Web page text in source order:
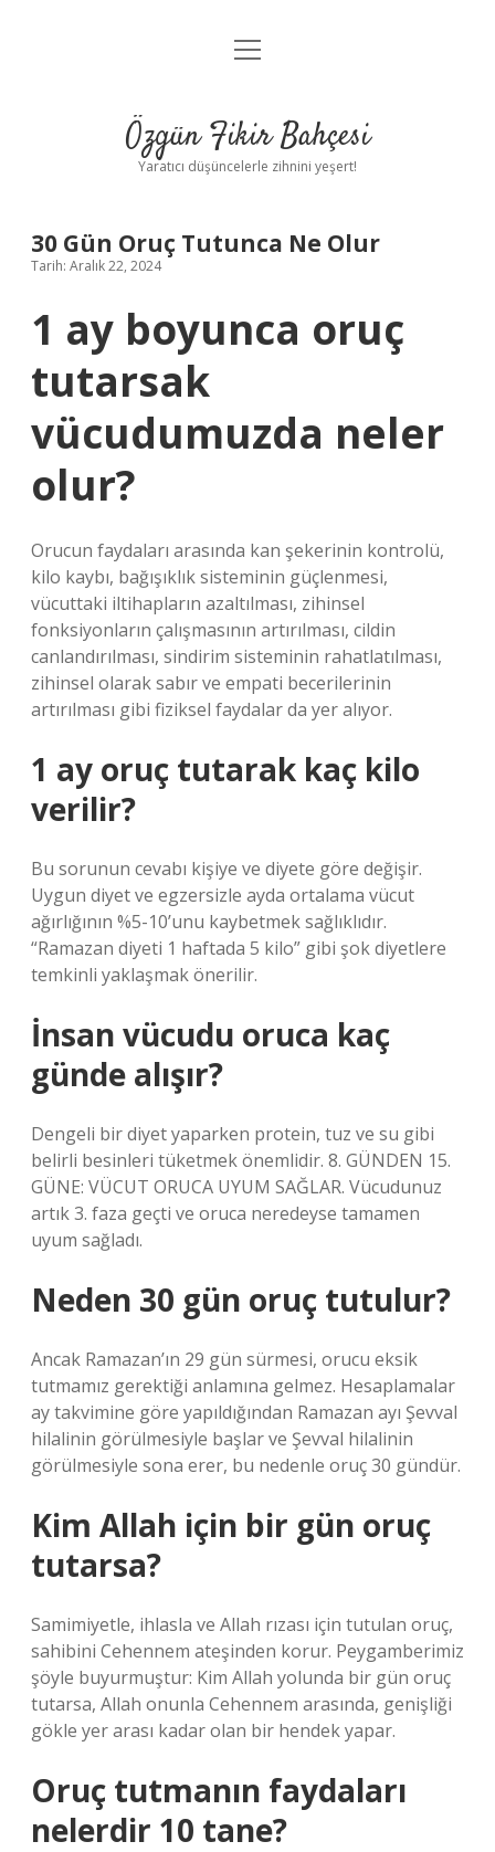
Anasayfa
Yasal Uyarı
menüyü
Özgün Fikir Bahçesi
Yaratıcı düşüncelerle zihnini yeşert!
30 Gün Oruç Tutunca Ne Olur
Tarih: Aralık 22, 2024
1 ay boyunca oruç
tutarsak
vücudumuzda neler
olur?
Orucun faydaları arasında kan şekerinin kontrolü,
kilo kaybı, bağışıklık sisteminin güçlenmesi,
vücuttaki iltihapların azaltılması, zihinsel
fonksiyonların çalışmasının artırılması, cildin
canlandırılması, sindirim sisteminin rahatlatılması,
zihinsel olarak sabır ve empati becerilerinin
artırılması gibi fiziksel faydalar da yer alıyor.
1 ay oruç tutarak kaç kilo
verilir?
Bu sorunun cevabı kişiye ve diyete göre değişir.
Uygun diyet ve egzersizle ayda ortalama vücut
ağırlığının %5-10’unu kaybetmek sağlıklıdır.
“Ramazan diyeti 1 haftada 5 kilo” gibi şok diyetlere
temkinli yaklaşmak önerilir.
İnsan vücudu oruca kaç
günde alışır?
Dengeli bir diyet yaparken protein, tuz ve su gibi
belirli besinleri tüketmek önemlidir. 8. GÜNDEN 15.
GÜNE: VÜCUT ORUCA UYUM SAĞLAR. Vücudunuz
artık 3. faza geçti ve oruca neredeyse tamamen
uyum sağladı.
Neden 30 gün oruç tutulur?
Ancak Ramazan’ın 29 gün sürmesi, orucu eksik
tutmamız gerektiği anlamına gelmez. Hesaplamalar
ay takvimine göre yapıldığından Ramazan ayı Şevval
hilalinin görülmesiyle başlar ve Şevval hilalinin
görülmesiyle sona erer, bu nedenle oruç 30 gündür.
Kim Allah için bir gün oruç
tutarsa?
Samimiyetle, ihlasla ve Allah rızası için tutulan oruç,
sahibini Cehennem ateşinden korur. Peygamberimiz
şöyle buyurmuştur: Kim Allah yolunda bir gün oruç
tutarsa, Allah onunla Cehennem arasında, genişliği
gökle yer arası kadar olan bir hendek yapar.
Oruç tutmanın faydaları
nelerdir 10 tane?